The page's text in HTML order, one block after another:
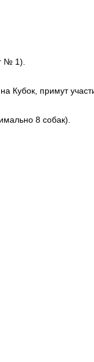
№ 1).
Кубок, примут
8 собак).